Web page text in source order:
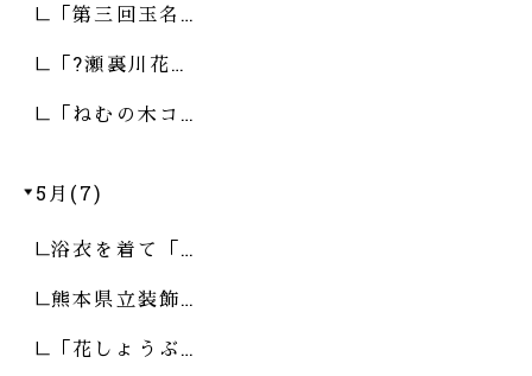
「第三回玉名…
「?瀬裏川花…
「ねむの木コ…
5月(7)
浴衣を着て「…
熊本県立装飾…
「花しょうぶ…